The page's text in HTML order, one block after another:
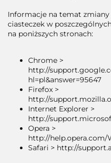
Informacje na temat
ciasteczek w
na poniższych stronach:
Chrome >
http://
hl=pl&answer=95647
Firefox >
http://
Internet Explorer >
http://
Opera >
http://help.opera.com/
Safari > http://